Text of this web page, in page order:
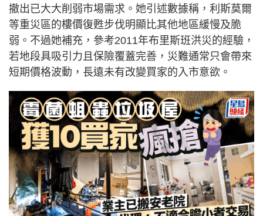
撤出已大大削弱市場需求。她引述數據稱，利斯莫爾
等重災區的樓價復甦步伐明顯比其他地區緩慢及脆
弱。不過她補充，參考2011年布里斯班洪災的經驗，
若地段具吸引力且保險覆蓋完善，災難通常只會帶來
短期價格波動，長遠未有改變買家的入市意欲。